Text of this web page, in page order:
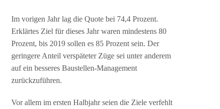
Im vorigen Jahr lag die Quote bei 74,4 Prozent.
Erklärtes Ziel für dieses Jahr waren mindestens 80
Prozent, bis 2019 sollen es 85 Prozent sein. Der
geringere Anteil verspäteter Züge sei unter anderem
auf ein besseres Baustellen-Management
zurückzuführen.
Vor allem im ersten Halbjahr seien die Ziele verfehlt